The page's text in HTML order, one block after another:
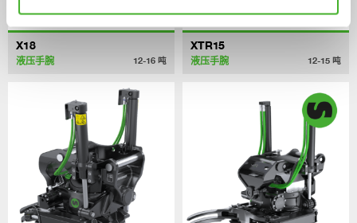
X18
液压手腕 12-16 吨
XTR15
液压手腕 12-15 吨